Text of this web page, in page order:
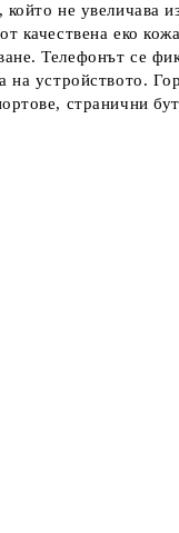
не увеличава
качествена еко
Телефонът се
устройството.
странични